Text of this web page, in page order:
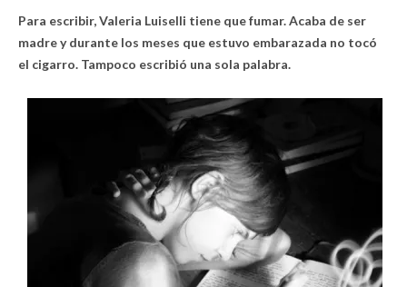
Para escribir, Valeria Luiselli tiene que fumar. Acaba de ser
madre y durante los meses que estuvo embarazada no tocó
el cigarro. Tampoco escribió una sola palabra.